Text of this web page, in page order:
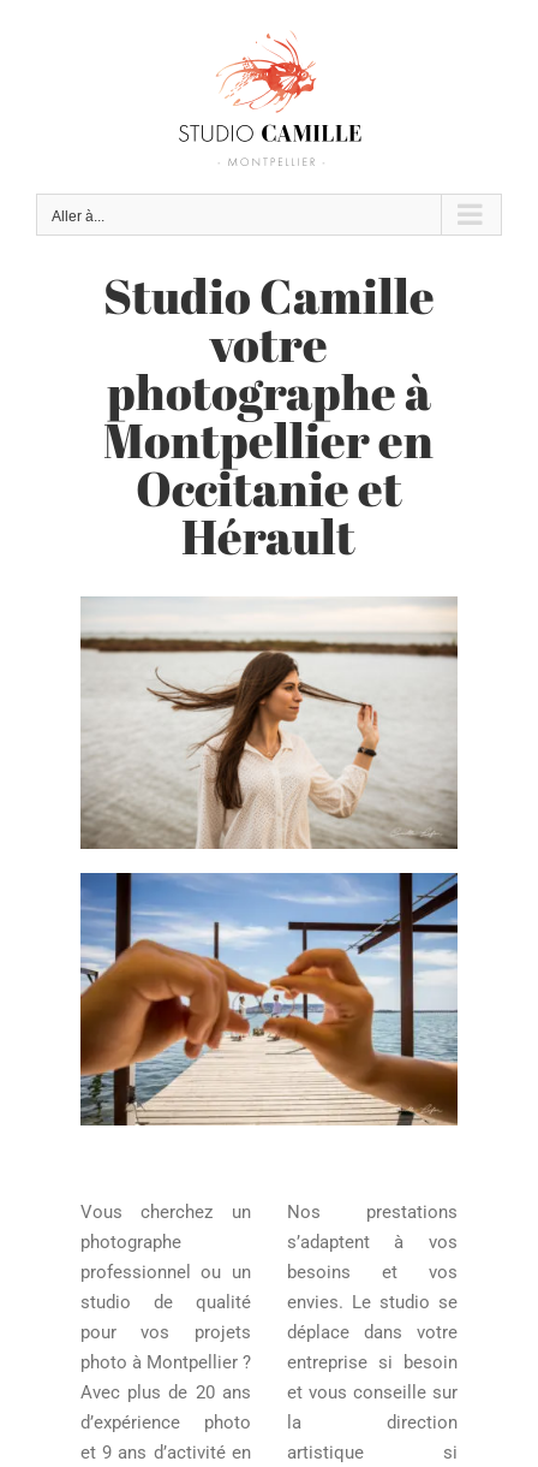
Aller à...
Studio Camille
votre
photographe à
Montpellier en
Occitanie et
Hérault
Vous cherchez un
photographe
professionnel ou un
studio de qualité
pour vos projets
photo à Montpellier ?
Avec plus de 20 ans
d’expérience photo
et 9 ans d’activité en
Nos prestations
s’adaptent à vos
besoins et vos
envies. Le studio se
déplace dans votre
entreprise si besoin
et vous conseille sur
la direction
artistique si